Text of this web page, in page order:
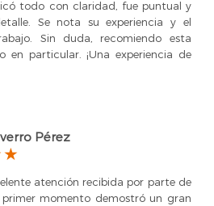
todo con claridad, fue puntual y
Se nota su experiencia y el
Sin duda, recomiendo esta
en particular. ¡Una experiencia de
Pérez
atención recibida por parte de
primer momento demostró un gran